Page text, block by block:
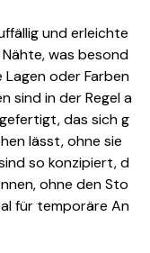
und erleichte
was besond
oder Farben
sind in der Regel a
das sich g
lässt, ohne sie
so konzipiert, d
ohne den Sto
für temporäre An